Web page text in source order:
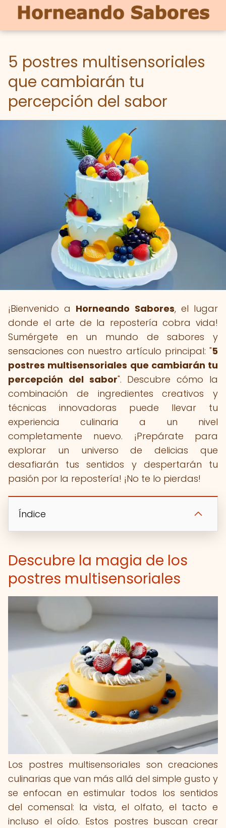
5 postres multisensoriales
que cambiarán tu
percepción del sabor
¡Bienvenido a Horneando Sabores, el lugar
donde el arte de la repostería cobra vida!
Sumérgete en un mundo de sabores y
sensaciones con nuestro artículo principal: "5
postres multisensoriales que cambiarán tu
percepción del sabor". Descubre cómo la
combinación de ingredientes creativos y
técnicas innovadoras puede llevar tu
experiencia culinaria a un nivel
completamente nuevo. ¡Prepárate para
explorar un universo de delicias que
desafiarán tus sentidos y despertarán tu
pasión por la repostería! ¡No te lo pierdas!
Índice
Descubre la magia de los
postres multisensoriales
Los postres multisensoriales son creaciones
culinarias que van más allá del simple gusto y
se enfocan en estimular todos los sentidos
del comensal: la vista, el olfato, el tacto e
incluso el oído. Estos postres buscan crear